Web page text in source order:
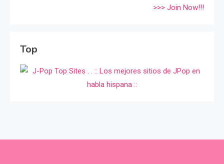
>>> Join Now!!!
Top